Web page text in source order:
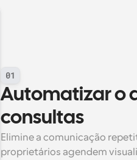
01
Automatizar o
consultas
Elimine a comunicação
proprietários agendem